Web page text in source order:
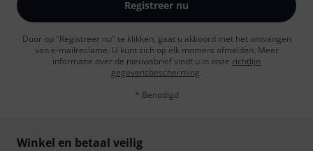
Registreer nu
Door op "Registreer nu" te klikken, gaat u akkoord met het ontvangen
van e-mailreclame. U kunt zich op elk moment afmelden. Meer
informatie over de nieuwsbrief vindt u in onze richtlijn
gegevensbescherming.
* Benodigd
Winkel en betaal veilig